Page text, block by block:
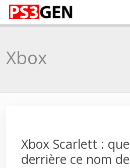
Xbox
Xbox Scarlett :
derrière ce nom